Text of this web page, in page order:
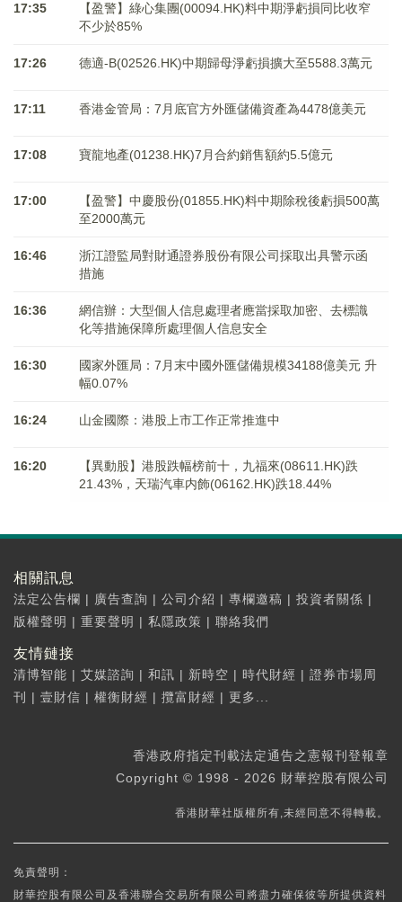
17:35
【盈警】綠心集團(00094.HK)料中期淨虧損同比收窄
不少於85%
17:26 德適-B(02526.HK)中期歸母淨虧損擴大至5588.3萬元
17:11 香港金管局：7月底官方外匯儲備資產為4478億美元
17:08 寶龍地產(01238.HK)7月合約銷售額約5.5億元
17:00
【盈警】中慶股份(01855.HK)料中期除稅後虧損500萬
至2000萬元
16:46
浙江證監局對財通證券股份有限公司採取出具警示函
措施
16:36
網信辦：大型個人信息處理者應當採取加密、去標識
化等措施保障所處理個人信息安全
16:30
國家外匯局：7月末中國外匯儲備規模34188億美元 升
幅0.07%
16:24 山金國際：港股上市工作正常推進中
16:20
【異動股】港股跌幅榜前十，九福來(08611.HK)跌
21.43%，天瑞汽車内飾(06162.HK)跌18.44%
相關訊息
法定公告欄 | 廣告查詢 | 公司介紹 | 專欄邀稿 | 投資者關係 |
版權聲明 | 重要聲明 | 私隱政策 | 聯絡我們
友情鏈接
清博智能 | 艾媒諮詢 | 和訊 | 新時空 | 時代財經 | 證券市場周
刊
| 壹財信 | 權衡財經 | 攬富財經 | 更多...
香港政府指定刊載法定通告之憲報刊登報章
Copyright © 1998 - 2026 財華控股有限公司
香港財華社版權所有,未經同意不得轉載。
免責聲明：
財華控股有限公司及香港聯合交易所有限公司將盡力確保彼等所提供資料